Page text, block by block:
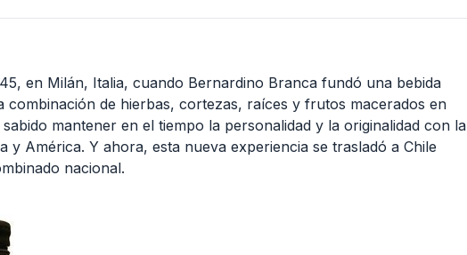
en Milán, Italia, cuando Bernardino Branca fundó una bebida
combinación de hierbas, cortezas, raíces y frutos macerados en
mantener en el tiempo la personalidad y la originalidad con la
y América. Y ahora, esta nueva experiencia se trasladó a Chile
nacional.